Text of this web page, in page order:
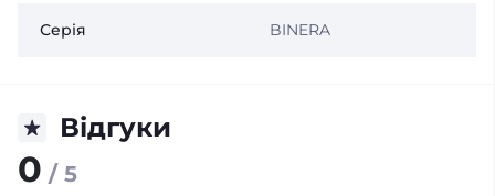
Серія BINERA
Відгуки
0 / 5